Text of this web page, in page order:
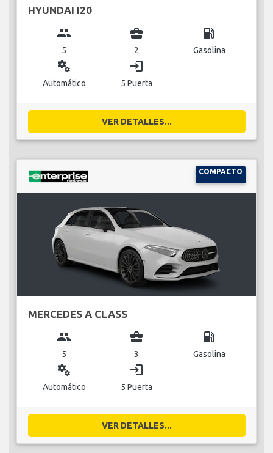
HYUNDAI I20
group
5
business_center
2
local_gas_station
Gasolina
miscellaneous_services
Automático
login
5 Puerta
VER DETALLES...
COMPACTO
MERCEDES A CLASS
group
5
business_center
3
local_gas_station
Gasolina
miscellaneous_services
Automático
login
5 Puerta
VER DETALLES...